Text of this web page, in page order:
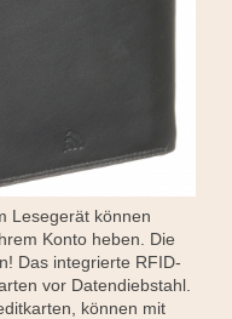
Lesegerät können
Konto heben. Die
Das integrierte RFID-
vor Datendiebstahl.
können mit